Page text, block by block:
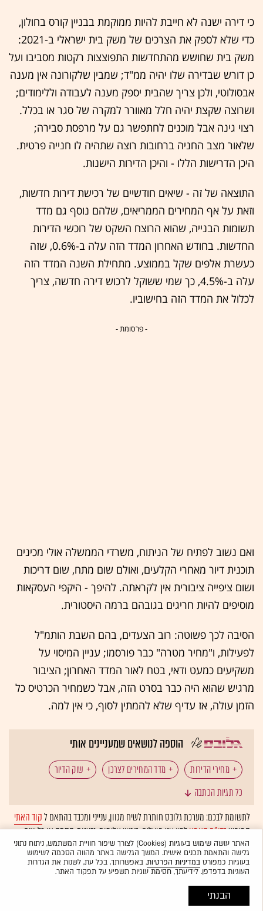
כי דירה ישנה לא חייבת להיות ממוקמת בבניין קורס בחולון,
כדי שלא לספק את הצרכים של משק בית ישראלי ב-2021:
משק בית שחושש מהתחדשות התפוצצות רקטות מסביבו ועל
כן דורש שבדירה שלו יהיה ממ"ד; שמבין שלקורונה אין מענה
אבסולוטי, ולכן צריך שהבית יספק מענה לעבודה וללימודים;
ושרוצה שקצת יהיה חלל מאוורר למקרה של סגר או בכלל.
רצוי גינה אבל מוכנים לחתפשר גם על מרפסת סבירה;
שלאור מצב החניה ברחובות רוצה שתהיה לו חנייה פרטית.
היכן הדרישות הללו - והיכן הדירות הישנות.
התוצאה של זה - שיאים חודשיים של רכישת דירות חדשות,
וזאת על אף המחירים הממריאים, שלהם נוסף גם מדד
תשומות הבנייה, שהוא הרוצח השקט של רוכשי הדירות
החדשות. בחודש האחרון המדד הזה עלה ב-0.6%, שזה
כעשרת אלפים שקל בממוצע. מתחילת השנה המדד הזה
עלה ב-4.5%, כך שמי ששוקל לרכוש דירה חדשה, צריך
לכלול את המדד הזה בחישוביו.
- פרסומת -
ואם נשוב לפתיח של הניתוח, משרדי הממשלה אולי מכינים
תוכנית דיור מאחרי הקלעים, ואולם שום מתח, שום דריכות
ושום ציפייה ציבורית אין לקראתה. להיפך - היקפי העסקאות
מוסיפים להיות חריגים בגובהם ברמה היסטורית.
הסיבה לכך פשוטה: רוב הצעדים, בהם השבת הותמ"ל
לפעילות, ו"מחיר מטרה" כבר פורסמו; עניין המיסוי על
משקיעים כמעט ודאי, בטח לאור המדד האחרון; הציבור
מרגיש שהוא היה כבר בסרט הזה, אבל כשמחיר הכרטיס כל
הזמן עולה, אז עדיף שלא להמתין לסוף, כי אין למה.
הוספה לנושאים שמעניינים אותי
מחירי הדירות מדד המחירים לצרכן
שוק הדיור
כל תגיות הכתבה
לתשומת לבכם: מערכת גלובס חותרת לשיח מגוון, ענייני ומכבד בהתאם לקוד האתי
המופיעבדו"ח האמוןלפיו אנו פועלים. ביטויי אלימות, גזענות, הסתה או כל שיח
בלתי הולם אחר מסוננים בצורהאוטומטיתולא יפורסמו באתר.
האתר עושה שימוש בעוגיות (Cookies) לצורך שיפור חוויית המשתמש, ניתוח נתוני
גלישה והתאמת תכנים אישית. המשך הגלישה באתר מהווה הסכמה לשימוש
בעוגיות כמפורטבמדיניות הפרטיות. באפשרותך, בכל עת, לשנות את הגדרות
העוגיות בדפדפן. לידיעתך, חסימת עוגיות תשפיע על תפקוד האתר.
הבנתי